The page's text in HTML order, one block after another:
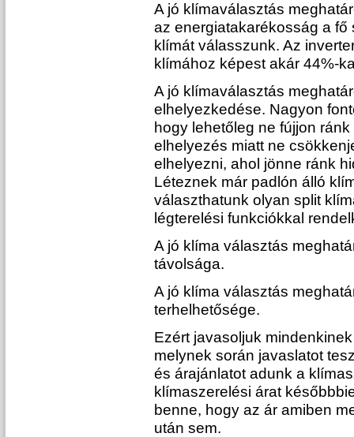
A jó klímaválasztás
az energiatakarékosság a
klímát válasszunk. Az
klímához képest akár 44%-
A jó klímaválasztás
elhelyezkedése. Nagyon
hogy lehetőleg ne fújjon
elhelyezés miatt ne
elhelyezni, ahol jönne ránk
Léteznek már padlón álló
választhatunk olyan split
légterelési funkciókkal
A jó klíma választás
távolsága.
A jó klíma választás
terhelhetősége.
Ezért javasoljuk
melynek során javaslatot
és árajánlatot adunk a
klímaszerelési árat
benne, hogy az ár amiben
után sem.